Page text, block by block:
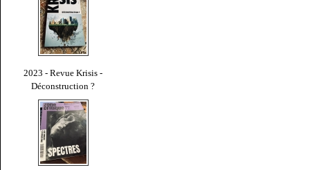
2023 - Revue Krisis -
Déconstruction ?